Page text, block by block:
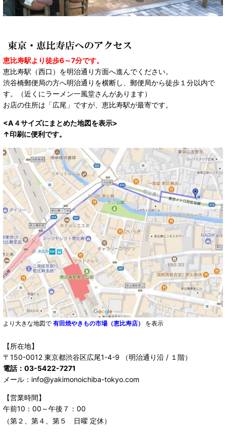
恵比寿駅より徒歩6～7分です。
恵比寿駅（西口）を明治通り方面へ進んでください。
渋谷橋郵便局の方へ明治通りを横断し、郵便局から徒歩１分以内で
す。（近くにラーメン一風堂さんがあります）
お店の住所は「広尾」ですが、恵比寿駅が最寄です。
<A４サイズにまとめた地図を表示>
↑印刷に便利です。
より大きな地図で 有田焼やきもの市場（恵比寿店） を表示
【所在地】
〒150-0012 東京都渋谷区広尾1-4-9 （明治通り沿 / １階）
電話：03-5422-7271
メール：info@yakimonoichiba-tokyo.com
【営業時間】
午前10：00～午後７：00
（第２、第４、第５ 日曜 定休）